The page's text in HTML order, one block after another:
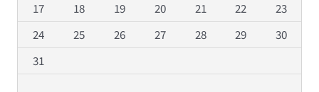
17
18 19 20 21 22
23
24
25 26 27 28 29
30
31